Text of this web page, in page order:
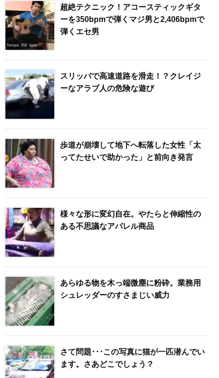
超絶テクニック！アコースティックギタ
ーを350bpmで弾くマジ男と2,406bpmで
弾くエセ男
スリッパで高速道路を滑走！？クレイジ
ーなアラブ人の危険な遊び
歩道が崩壊して地下へ転落した女性「太
ってたせいで助かった」と前向き発言
様々な形に変幻自在。やたらと伸縮性の
ある不思議なアパレル商品
あらゆる物を木っ端微塵に粉砕。業務用
シュレッダーのすさまじい威力
さて問題･･･この写真に猫が一匹潜んでい
ます。さあどこでしょう？